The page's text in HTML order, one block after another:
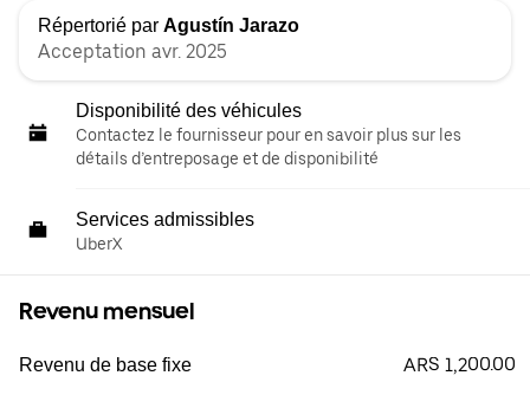
Répertorié par Agustín Jarazo
Acceptation avr. 2025
Disponibilité des véhicules
Contactez le fournisseur pour en savoir plus sur les
détails d’entreposage et de disponibilité
Services admissibles
UberX
Revenu mensuel
Revenu de base fixe ARS 1,200.00